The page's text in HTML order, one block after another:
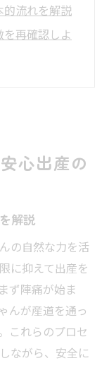
的流れを解説
再確認しよ
関係に注目
娩の視点
を比較
べき視点
と判断ポイ
納得の選択
徴と利点
いに注目
心出産の
解説
の自然な力を活
に抑えて出産を
ず陣痛が始ま
んが産道を通っ
これらのプロセ
ながら、安全に